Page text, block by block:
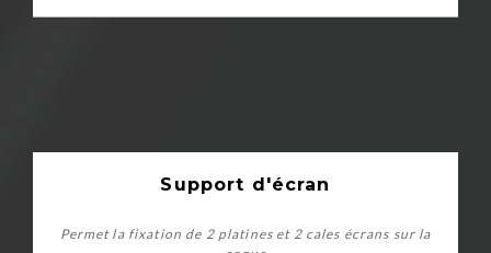
Support d'écran
Permet la fixation de 2 platines et 2 cales écrans sur la